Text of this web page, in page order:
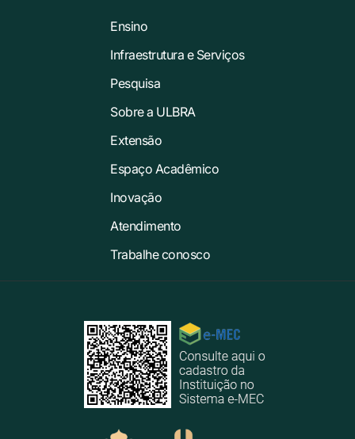
Ensino
Infraestrutura e Serviços
Pesquisa
Sobre a ULBRA
Extensão
Espaço Acadêmico
Inovação
Atendimento
Trabalhe conosco